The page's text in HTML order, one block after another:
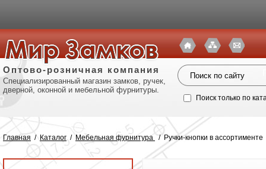
Оптово-розничная компания
Специализированный магазин замков, ручек,
дверной, оконной и мебельной фурнитуры.
Поиск только по
Главная / Каталог / Мебельная фурнитура / Ручки-кнопки в ассортименте